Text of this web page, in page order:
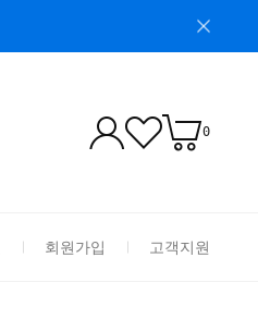
0
회원가입 고객지원